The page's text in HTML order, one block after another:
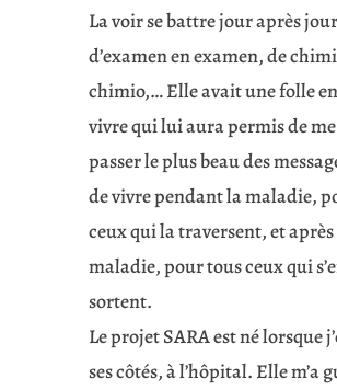
La voir se battre jour après
d’examen en examen, de
chimio,… Elle avait une folle
vivre qui lui aura permis de
passer le plus beau des
de vivre pendant la maladie,
ceux qui la traversent, et
maladie, pour tous ceux qui
sortent.
Le projet SARA est né lorsque
ses côtés, à l’hôpital. Elle m’a